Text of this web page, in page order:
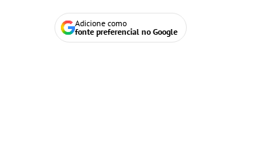
Adicione como
fonte preferencial no Google